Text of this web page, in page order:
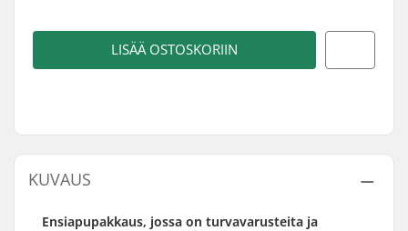
LISÄÄ OSTOSKORIIN
KUVAUS
Ensiapupakkaus, jossa on turvavarusteita ja